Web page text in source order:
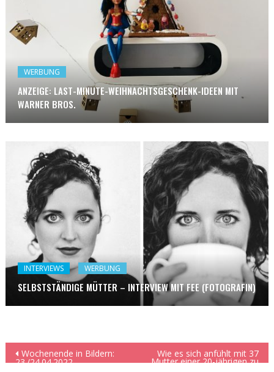
WERBUNG
ANZEIGE: LAST-MINUTE-WEIHNACHTSGESCHENK-IDEEN MIT
WARNER BROS.
INTERVIEWS WERBUNG
SELBSTSTÄNDIGE MÜTTER – INTERVIEW MIT FEE (FOTOGRAFIN)
Beitragsnavigation
Wochenende in Bildern:
23./24.04.2022
Wie es sich anfühlt mit 37
Mutter einer 20-jährigen zu